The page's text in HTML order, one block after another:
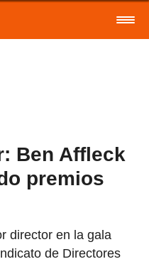
Ben Affleck
premios
director en la gala
de Directores